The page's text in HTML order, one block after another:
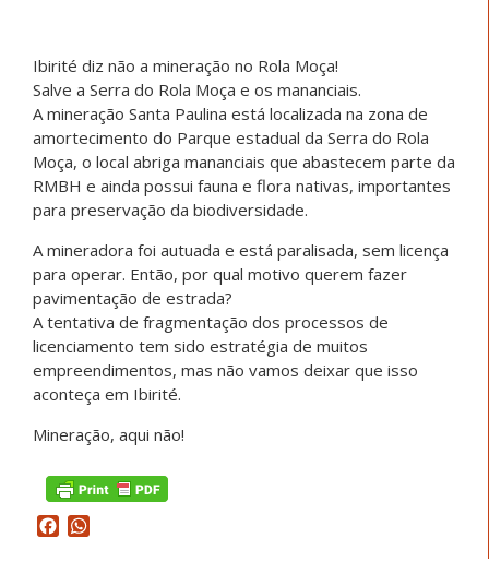
Ibirité diz não a mineração no Rola Moça!
Salve a Serra do Rola Moça e os mananciais.
A mineração Santa Paulina está localizada na zona de
amortecimento do Parque estadual da Serra do Rola
Moça, o local abriga mananciais que abastecem parte da
RMBH e ainda possui fauna e flora nativas, importantes
para preservação da biodiversidade.
A mineradora foi autuada e está paralisada, sem licença
para operar. Então, por qual motivo querem fazer
pavimentação de estrada?
A tentativa de fragmentação dos processos de
licenciamento tem sido estratégia de muitos
empreendimentos, mas não vamos deixar que isso
aconteça em Ibirité.
Mineração, aqui não!
Facebook